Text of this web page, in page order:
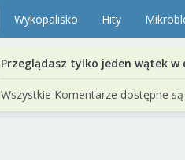
Wykopalisko Hity
Przeglądasz tylko jeden wątek w
Wszystkie Komentarze dostępne